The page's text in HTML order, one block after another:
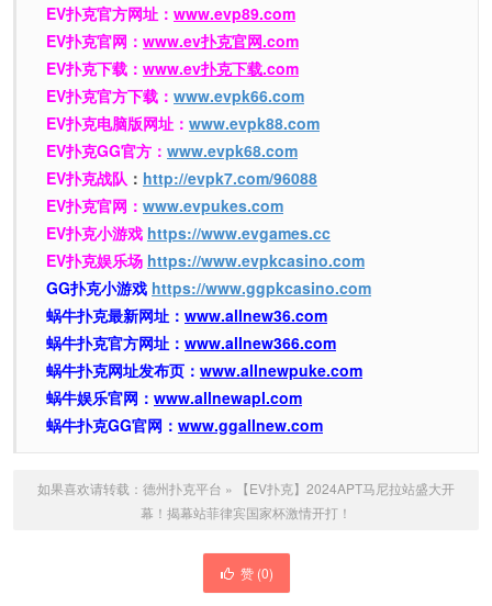
EV扑克官方网址： www.evp89.com
EV扑克官网： www.ev扑克官网.com
EV扑克下载： www.ev扑克下载.com
EV扑克官方下载： www.evpk66.com
EV扑克电脑版网址： www.evpk88.com
EV扑克GG官方： www.evpk68.com
EV扑克战队 ： http://evpk7.com/96088
EV扑克官网： www.evpukes.com
EV扑克小游戏 https://www.evgames.cc
EV扑克娱乐场 https://www.evpkcasino.com
GG扑克小游戏 https://www.ggpkcasino.com
蜗牛扑克最新网址： www.allnew36.com
蜗牛扑克官方网址： www.allnew366.com
蜗牛扑克网址发布页： www.allnewpuke.com
蜗牛娱乐官网： www.allnewapl.com
蜗牛扑克GG官网： www.ggallnew.com
如果喜欢请转载： 德州扑克平台 »
【EV扑克】2024APT马尼拉站盛大开
幕！揭幕站菲律宾国家杯激情开打！
赞 (0)